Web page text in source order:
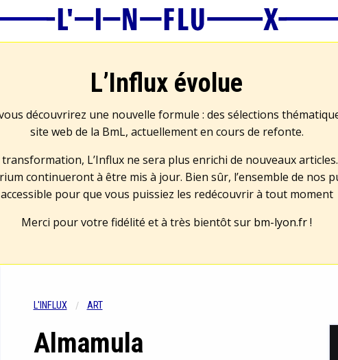
L’Influx évolue
découvrirez une nouvelle formule : des sélections
site web de la BmL, actuellement en cours de refonte.
L’Influx ne sera plus enrichi de nouveaux
continueront à être mis à jour. Bien sûr, l’ensemble de nos
accessible pour que vous puissiez les redécouvrir à tout moment
Merci pour votre fidélité et à très bientôt sur bm-lyon.fr!
L'INFLUX ART
Almamula